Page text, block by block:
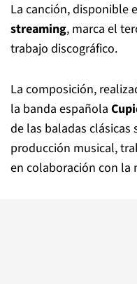
La canción, disponible
streaming, marca el
trabajo discográfico.
La composición,
la banda española
de las baladas clásicas
producción musical,
en colaboración con la